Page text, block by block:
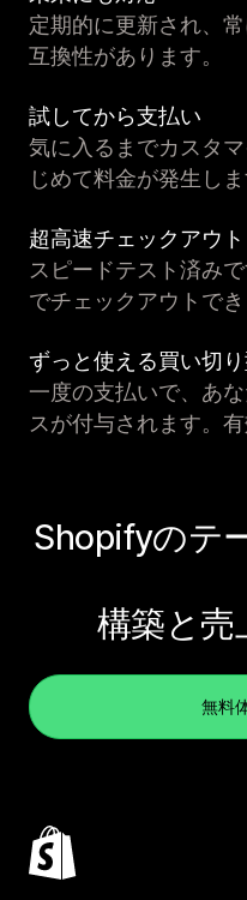
定期的に更新され、
互換性があります。
試してから支払い
気に入るまでカスタ
じめて料金が発生しま
超高速チェックアウト
スピードテスト済み
でチェックアウトでき
ずっと使える買い切り
一度の支払いで、あ
スが付与されます。
Shopifyのテ
構築と売
無料